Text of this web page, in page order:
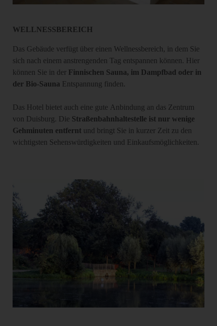
WELLNESSBEREICH
Das Gebäude verfügt über einen Wellnessbereich, in dem Sie
sich nach einem anstrengenden Tag entspannen können. Hier
können Sie in der Finnischen Sauna, im Dampfbad oder in
der Bio-Sauna Entspannung finden.
Das Hotel bietet auch eine gute Anbindung an das Zentrum
von Duisburg. Die Straßenbahnhaltestelle ist nur wenige
Gehminuten entfernt und bringt Sie in kurzer Zeit zu den
wichtigsten Sehenswürdigkeiten und Einkaufsmöglichkeiten.